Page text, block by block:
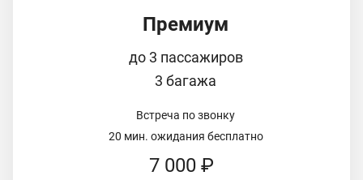
Премиум
до 3 пассажиров
3 багажа
Встреча по звонку
20 мин. ожидания бесплатно
7 000 ₽